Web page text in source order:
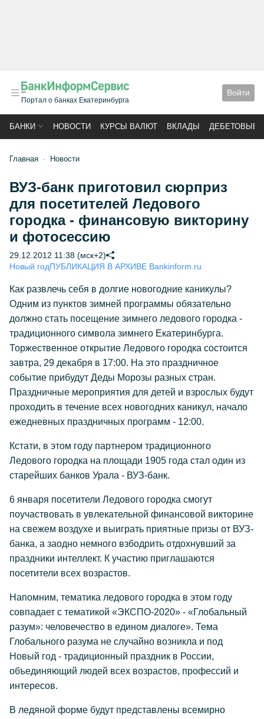
Портал о банках Екатеринбурга
Войти
БАНКИ НОВОСТИ КУРСЫ ВАЛЮТ ВКЛАДЫ ДЕБЕТОВЫЕ
Главная Новости
ВУЗ-банк приготовил сюрприз
для посетителей Ледового
городка - финансовую викторину
и фотосессию
29.12.2012 11:38 (мск+2)
Новый годПУБЛИКАЦИЯ В АРХИВЕ Bankinform.ru
Как развлечь себя в долгие новогодние каникулы?
Одним из пунктов зимней программы обязательно
должно стать посещение зимнего ледового городка -
традиционного символа зимнего Екатеринбурга.
Торжественное открытие Ледового городка состоится
завтра, 29 декабря в 17:00. На это праздничное
событие прибудут Деды Морозы разных стран.
Праздничные мероприятия для детей и взрослых будут
проходить в течение всех новогодних каникул, начало
ежедневных праздничных программ - 12:00.
Кстати, в этом году партнером традиционного
Ледового городка на площади 1905 года стал один из
старейших банков Урала - ВУЗ-банк.
6 января посетители Ледового городка смогут
поучаствовать в увлекательной финансовой викторине
на свежем воздухе и выиграть приятные призы от ВУЗ-
банка, а заодно немного взбодрить отдохнувший за
праздники интеллект. К участию приглашаются
посетители всех возрастов.
Напомним, тематика ледового городка в этом году
совпадает с тематикой «ЭКСПО-2020» - «Глобальный
разум»: человечество в едином диалоге». Тема
Глобального разума не случайно возникла и под
Новый год - традиционный праздник в России,
объединяющий людей всех возрастов, профессий и
интересов.
В ледяной форме будут представлены всемирно